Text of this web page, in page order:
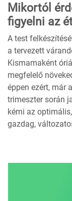
Mikortól
figyelni az
A test
a tervezett
Kismamaként
megfelelő
éppen ezért, már
trimeszter során
kérni az
gazdag,